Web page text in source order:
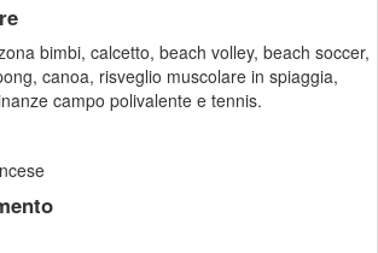
bimbi, calcetto, beach volley, beach soccer,
canoa, risveglio muscolare in spiaggia,
campo polivalente e tennis.